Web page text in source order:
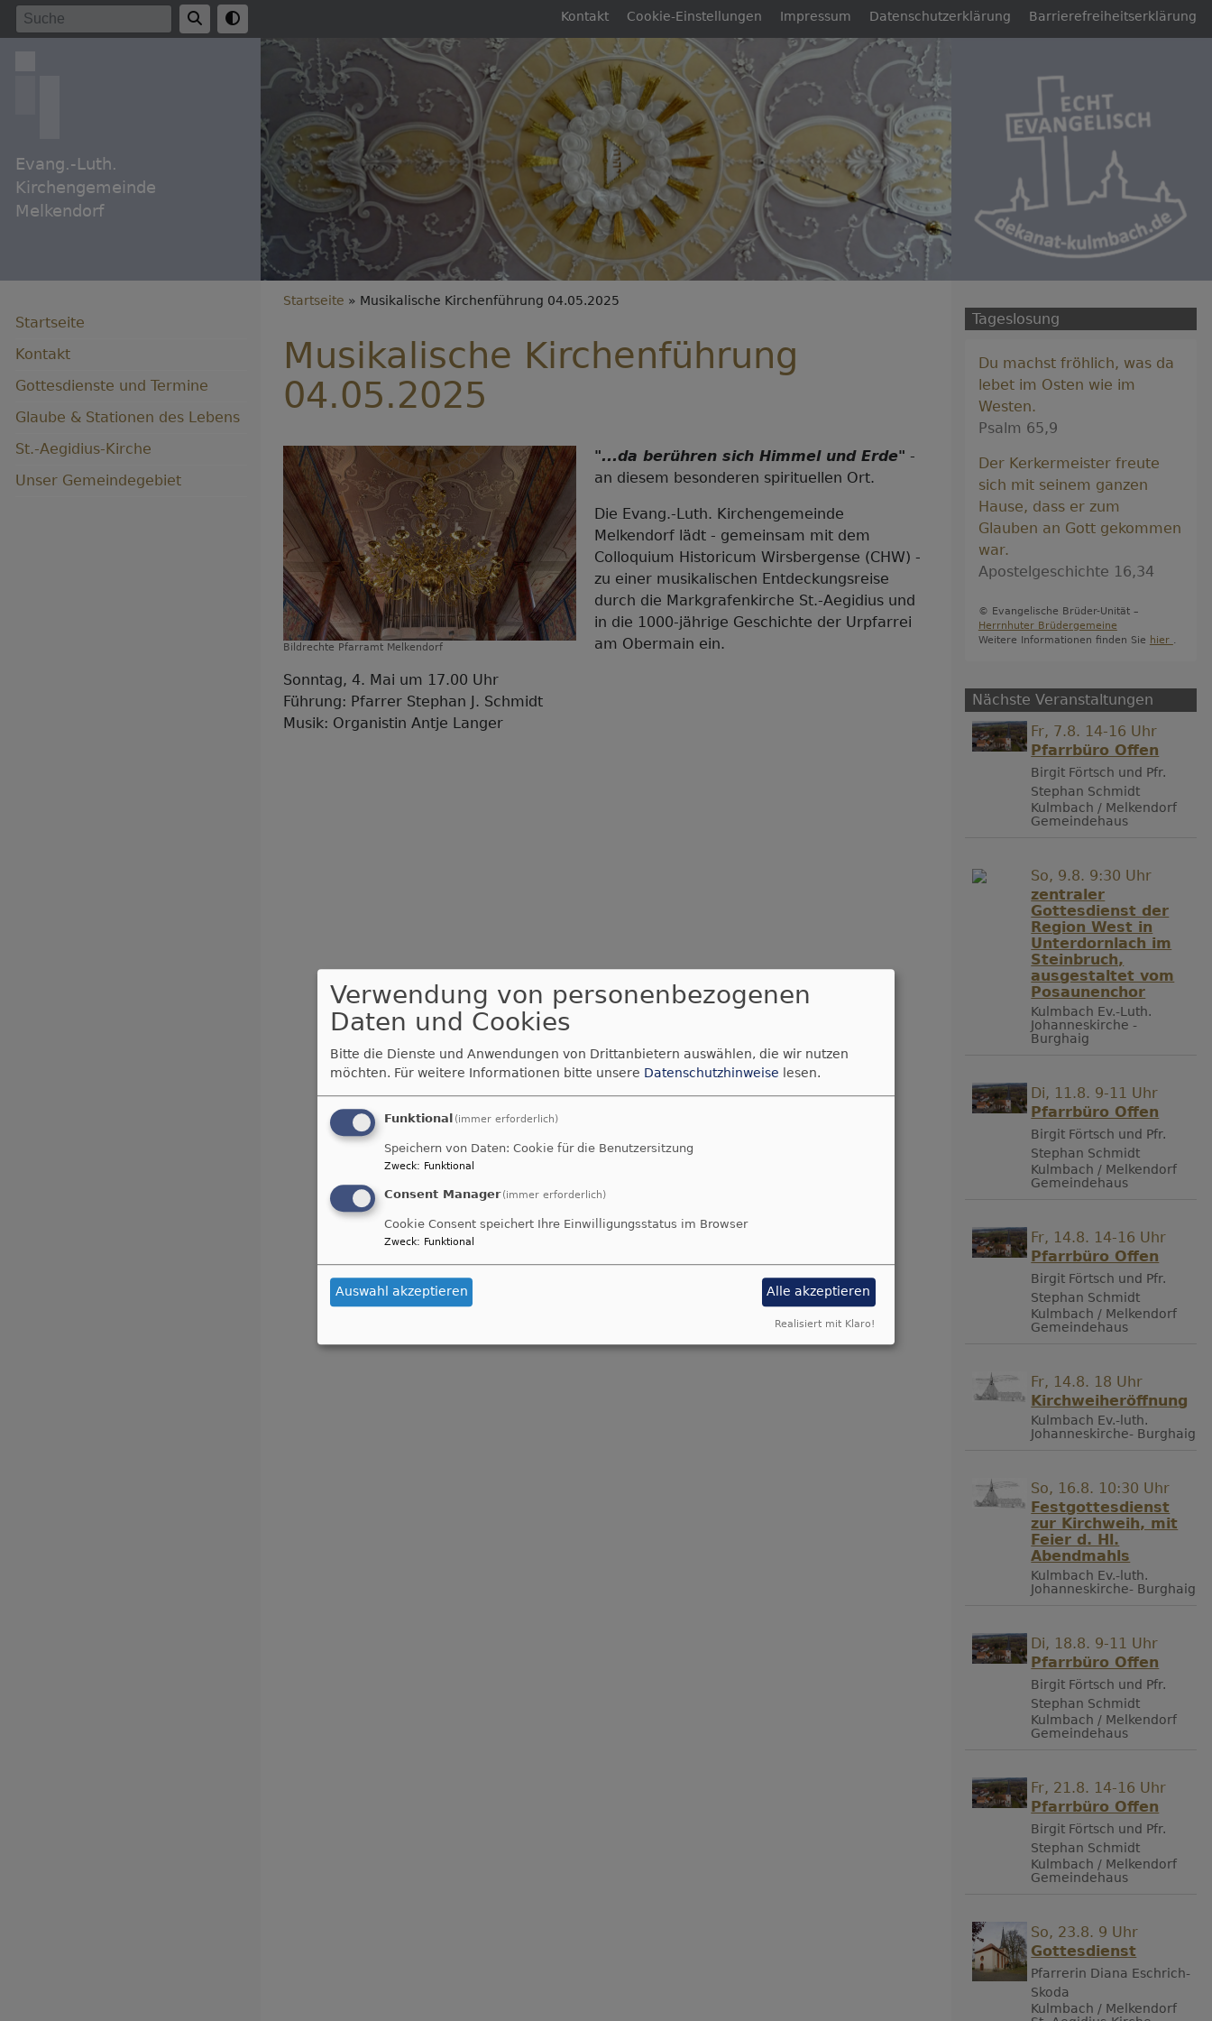
Direkt
zum
Fußbereichsmenü
Kontakt Cookie-Einstellungen Impressum Datenschutzerklärung Barrierefreiheitserklärung
Evang.-Luth.
Kirchengemeinde
Melkendorf
Hauptnavigation
Startseite
Kontakt
Gottesdienste und Termine
Glaube & Stationen des Lebens
St.-Aegidius-Kirche
Unser Gemeindegebiet
Breadcrumb
Startseite Musikalische Kirchenführung 04.05.2025
Musikalische Kirchenführung
04.05.2025
Bildrechte Pfarramt Melkendorf
"...da berühren sich Himmel und Erde" -
an diesem besonderen spirituellen Ort.
Die Evang.-Luth. Kirchengemeinde
Melkendorf lädt - gemeinsam mit dem
Colloquium Historicum Wirsbergense (CHW) -
zu einer musikalischen Entdeckungsreise
durch die Markgrafenkirche St.-Aegidius und
in die 1000-jährige Geschichte der Urpfarrei
am Obermain ein.
Sonntag, 4. Mai um 17.00 Uhr
Führung: Pfarrer Stephan J. Schmidt
Musik: Organistin Antje Langer
Tageslosung
Du machst fröhlich, was da
lebet im Osten wie im
Westen.
Psalm 65,9
Der Kerkermeister freute
sich mit seinem ganzen
Hause, dass er zum
Glauben an Gott gekommen
war.
Apostelgeschichte 16,34
© Evangelische Brüder-Unität –
Herrnhuter Brüdergemeine
Weitere Informationen finden Sie hier .
Nächste Veranstaltungen
Fr, 7.8. 14-16 Uhr
Pfarrbüro Offen
Birgit Förtsch und Pfr.
Stephan Schmidt
Kulmbach / Melkendorf
Gemeindehaus
So, 9.8. 9:30 Uhr
zentraler
Gottesdienst der
Region West in
Unterdornlach im
Steinbruch,
ausgestaltet vom
Posaunenchor
Kulmbach Ev.-Luth.
Johanneskirche -
Burghaig
Di, 11.8. 9-11 Uhr
Pfarrbüro Offen
Birgit Förtsch und Pfr.
Stephan Schmidt
Kulmbach / Melkendorf
Gemeindehaus
Fr, 14.8. 14-16 Uhr
Pfarrbüro Offen
Birgit Förtsch und Pfr.
Stephan Schmidt
Kulmbach / Melkendorf
Gemeindehaus
Fr, 14.8. 18 Uhr
Kirchweiheröffnung
Kulmbach Ev.-luth.
Johanneskirche- Burghaig
So, 16.8. 10:30 Uhr
Festgottesdienst
zur Kirchweih, mit
Feier d. Hl.
Abendmahls
Kulmbach Ev.-luth.
Johanneskirche- Burghaig
Di, 18.8. 9-11 Uhr
Pfarrbüro Offen
Birgit Förtsch und Pfr.
Stephan Schmidt
Kulmbach / Melkendorf
Gemeindehaus
Fr, 21.8. 14-16 Uhr
Pfarrbüro Offen
Birgit Förtsch und Pfr.
Stephan Schmidt
Kulmbach / Melkendorf
Gemeindehaus
So, 23.8. 9 Uhr
Gottesdienst
Pfarrerin Diana Eschrich-
Skoda
Kulmbach / Melkendorf
Verwendung von personenbezogenen
Daten und Cookies
Bitte die Dienste und Anwendungen von Drittanbietern auswählen, die wir nutzen
möchten. Für weitere Informationen bitte unsere Datenschutzhinweise lesen.
Funktional (immer erforderlich)
Speichern von Daten: Cookie für die Benutzersitzung
Zweck: Funktional
Consent Manager (immer erforderlich)
Cookie Consent speichert Ihre Einwilligungsstatus im Browser
Zweck: Funktional
Auswahl akzeptieren Alle akzeptieren
Realisiert mit Klaro!